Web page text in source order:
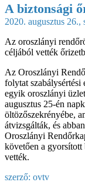
A biztonsági
2020. augusztus 26.,
Az oroszlányi
céljából vették
Az Oroszlányi
folytat szabálysértési
egyik oroszlányi
augusztus 25-én
öltözőszekrényébe,
átvizsgálták, és
Oroszlányi
követően a gyorsított
vették.
szerző: ovtv